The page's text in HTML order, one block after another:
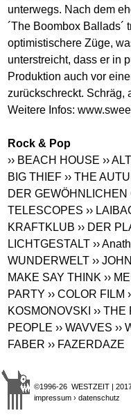
unterwegs. Nach dem
´The Boombox Ballads´
optimistischere Züge,
unterstreicht, dass er in
Produktion auch vor
zurückschreckt. Schräg,
Weitere Infos:
Rock & Pop
›› BEACH HOUSE ››
BIG THIEF ›› THE
DER GEWÖHNLICHEN
TELESCOPES ››
KRAFTKLUB ›› DER
LICHTGESTALT ››
WUNDERWELT ››
MAKE SAY THINK ››
PARTY ›› COLOR FILM
KOSMONOVSKI ››
PEOPLE ›› WAVVES ››
FABER ›› FAZERDAZE
©1996-26 WESTZEIT |
impressum › datenschutz